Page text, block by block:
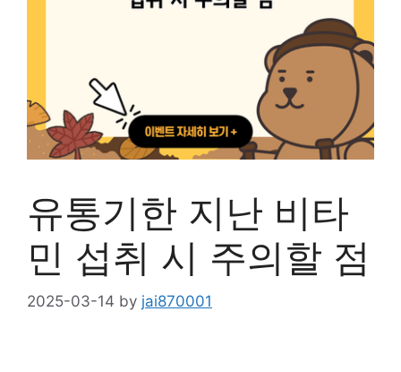
유통기한 지난 비타
민 섭취 시 주의할 점
2025-03-14 by jai870001